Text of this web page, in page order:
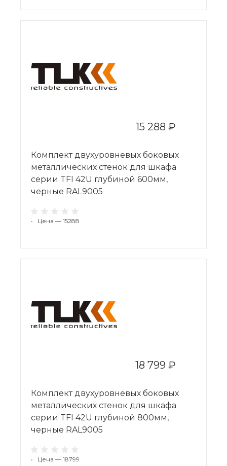
15 288 ₽
Комплект двухуровневых боковых
металлических стенок для шкафа
серии TFI 42U глубиной 600мм,
черные RAL9005
• Цена — 15288
18 799 ₽
Комплект двухуровневых боковых
металлических стенок для шкафа
серии TFI 42U глубиной 800мм,
черные RAL9005
• Цена — 18799